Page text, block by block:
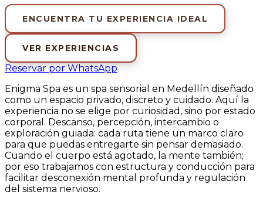
ENCUENTRA TU EXPERIENCIA IDEAL
VER EXPERIENCIAS
Reservar por WhatsApp
Enigma Spa es un spa sensorial en Medellín diseñado
como un espacio privado, discreto y cuidado. Aquí la
experiencia no se elige por curiosidad, sino por estado
corporal. Descanso, percepción, intercambio o
exploración guiada: cada ruta tiene un marco claro
para que puedas entregarte sin pensar demasiado.
Cuando el cuerpo está agotado, la mente también;
por eso trabajamos con estructura y conducción para
facilitar desconexión mental profunda y regulación
del sistema nervioso.